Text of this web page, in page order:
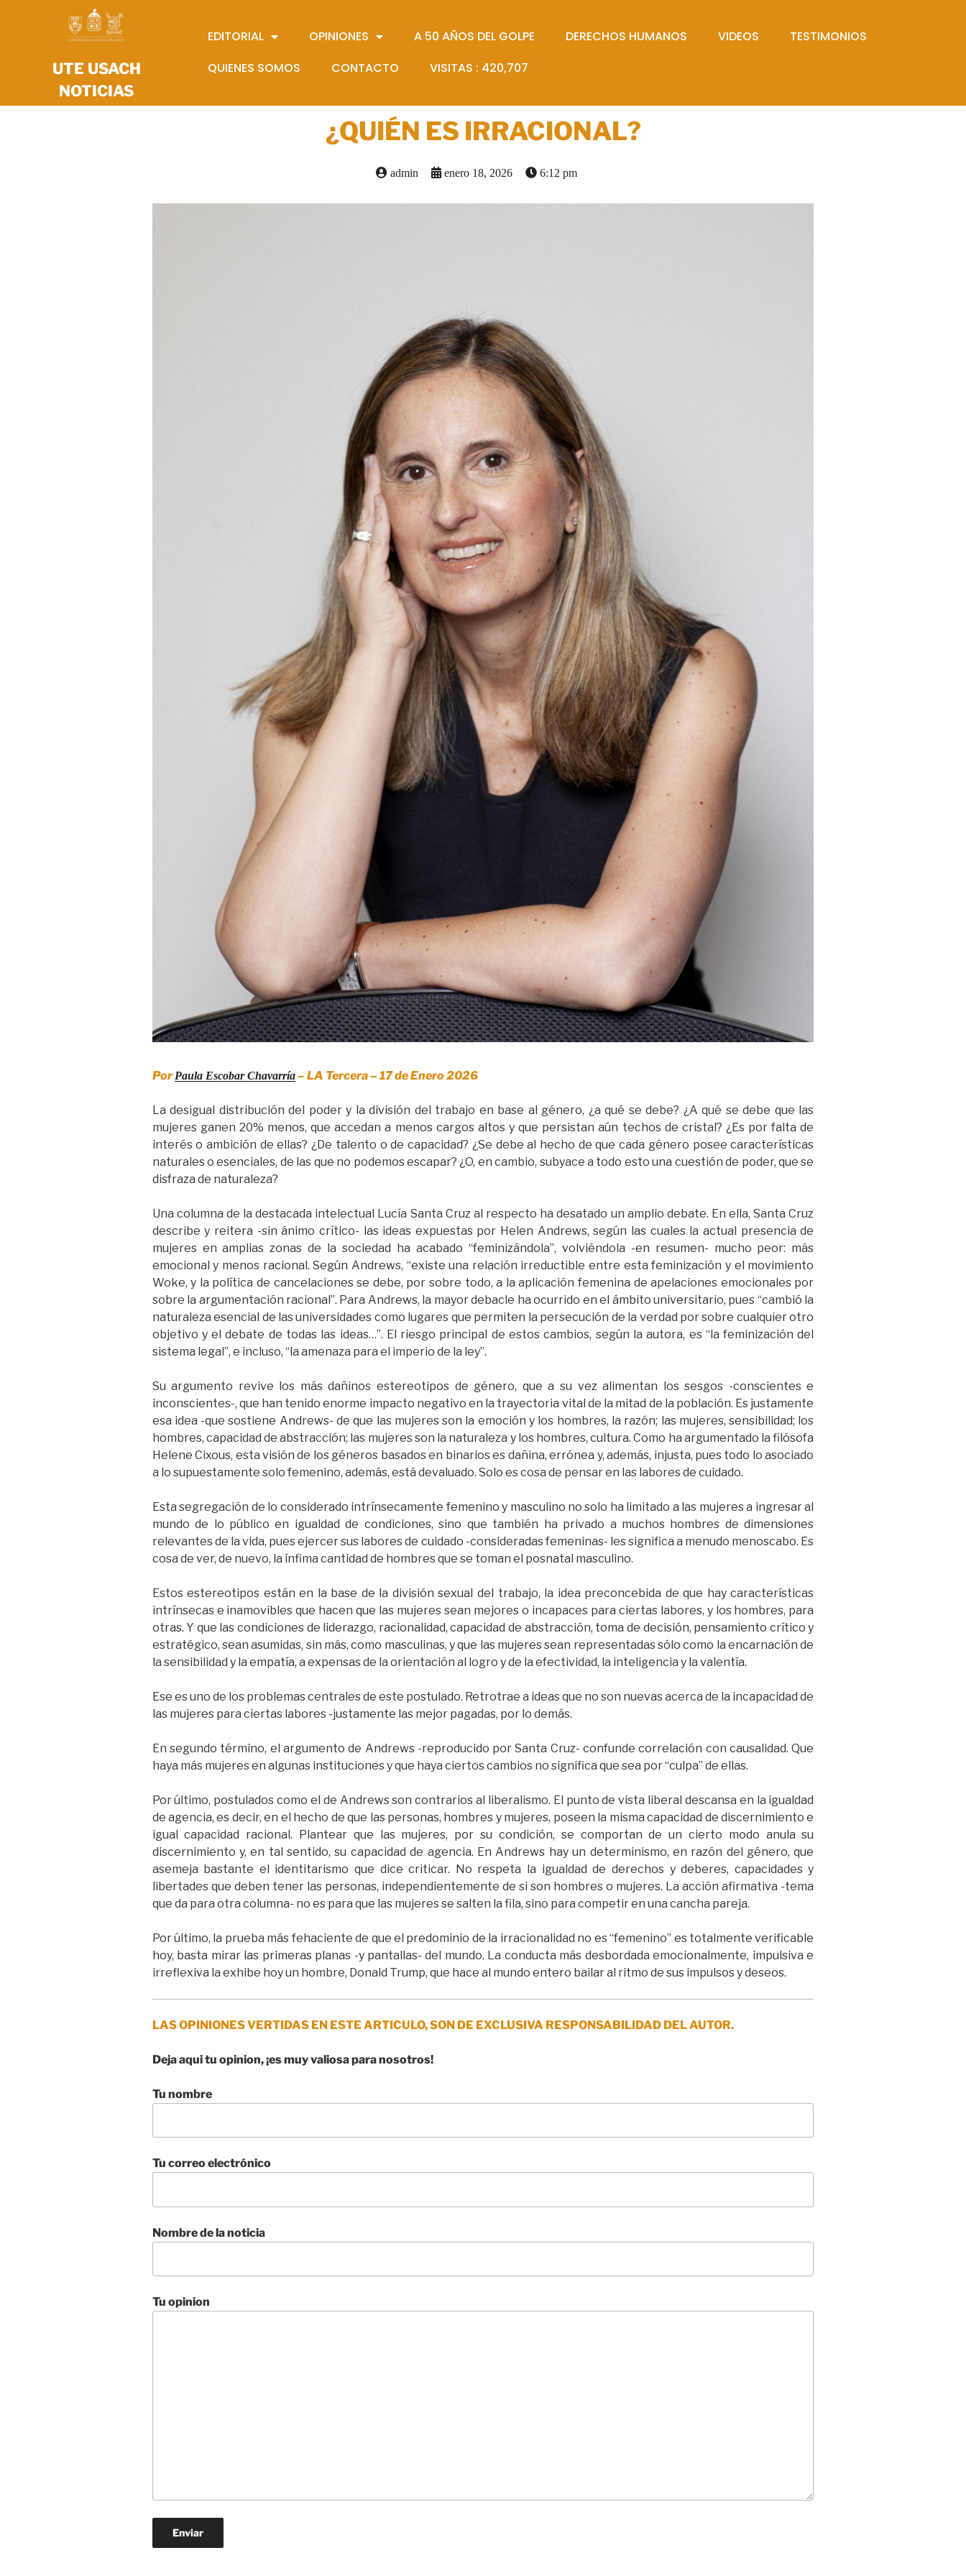
UTE USACH
NOTICIAS
EDITORIAL OPINIONES A 50 AÑOS DEL GOLPE DERECHOS HUMANOS VIDEOS
TESTIMONIOS
QUIENES SOMOS
CONTACTO VISITAS : 420,707
¿QUIÉN ES IRRACIONAL?
admin enero 18, 2026 6:12 pm
PorPaula Escobar Chavarría– LA Tercera – 17 de Enero 2026
La desigual distribución del poder y la división del trabajo en base al género, ¿a qué se debe? ¿A qué se debe que las
mujeres ganen 20% menos, que accedan a menos cargos altos y que persistan aún techos de cristal? ¿Es por falta de
interés o ambición de ellas? ¿De talento o de capacidad? ¿Se debe al hecho de que cada género posee características
naturales o esenciales, de las que no podemos escapar? ¿O, en cambio, subyace a todo esto una cuestión de poder, que se
disfraza de naturaleza?
Una columna de la destacada intelectual Lucía Santa Cruz al respecto ha desatado un amplio debate. En ella, Santa Cruz
describe y reitera -sin ánimo crítico- las ideas expuestas por Helen Andrews, según las cuales la actual presencia de
mujeres en amplias zonas de la sociedad ha acabado “feminizándola”, volviéndola -en resumen- mucho peor: más
emocional y menos racional. Según Andrews, “existe una relación irreductible entre esta feminización y el movimiento
Woke, y la política de cancelaciones se debe, por sobre todo, a la aplicación femenina de apelaciones emocionales por
sobre la argumentación racional”. Para Andrews, la mayor debacle ha ocurrido en el ámbito universitario, pues “cambió la
naturaleza esencial de las universidades como lugares que permiten la persecución de la verdad por sobre cualquier otro
objetivo y el debate de todas las ideas…”. El riesgo principal de estos cambios, según la autora, es “la feminización del
sistema legal”, e incluso, “la amenaza para el imperio de la ley”.
Su argumento revive los más dañinos estereotipos de género, que a su vez alimentan los sesgos -conscientes e
inconscientes-, que han tenido enorme impacto negativo en la trayectoria vital de la mitad de la población. Es justamente
esa idea -que sostiene Andrews- de que las mujeres son la emoción y los hombres, la razón; las mujeres, sensibilidad; los
hombres, capacidad de abstracción; las mujeres son la naturaleza y los hombres, cultura. Como ha argumentado la filósofa
Helene Cixous, esta visión de los géneros basados en binarios es dañina, errónea y, además, injusta, pues todo lo asociado
a lo supuestamente solo femenino, además, está devaluado. Solo es cosa de pensar en las labores de cuidado.
Esta segregación de lo considerado intrínsecamente femenino y masculino no solo ha limitado a las mujeres a ingresar al
mundo de lo público en igualdad de condiciones, sino que también ha privado a muchos hombres de dimensiones
relevantes de la vida, pues ejercer sus labores de cuidado -consideradas femeninas- les significa a menudo menoscabo. Es
cosa de ver, de nuevo, la ínfima cantidad de hombres que se toman el posnatal masculino.
Estos estereotipos están en la base de la división sexual del trabajo, la idea preconcebida de que hay características
intrínsecas e inamovibles que hacen que las mujeres sean mejores o incapaces para ciertas labores, y los hombres, para
otras. Y que las condiciones de liderazgo, racionalidad, capacidad de abstracción, toma de decisión, pensamiento crítico y
estratégico, sean asumidas, sin más, como masculinas, y que las mujeres sean representadas sólo como la encarnación de
la sensibilidad y la empatía, a expensas de la orientación al logro y de la efectividad, la inteligencia y la valentía.
Ese es uno de los problemas centrales de este postulado. Retrotrae a ideas que no son nuevas acerca de la incapacidad de
las mujeres para ciertas labores -justamente las mejor pagadas, por lo demás.
En segundo término, el argumento de Andrews -reproducido por Santa Cruz- confunde correlación con causalidad. Que
haya más mujeres en algunas instituciones y que haya ciertos cambios no significa que sea por “culpa” de ellas.
Por último, postulados como el de Andrews son contrarios al liberalismo. El punto de vista liberal descansa en la igualdad
de agencia, es decir, en el hecho de que las personas, hombres y mujeres, poseen la misma capacidad de discernimiento e
igual capacidad racional. Plantear que las mujeres, por su condición, se comportan de un cierto modo anula su
discernimiento y, en tal sentido, su capacidad de agencia. En Andrews hay un determinismo, en razón del género, que
asemeja bastante el identitarismo que dice criticar. No respeta la igualdad de derechos y deberes, capacidades y
libertades que deben tener las personas, independientemente de si son hombres o mujeres. La acción afirmativa -tema
que da para otra columna- no es para que las mujeres se salten la fila, sino para competir en una cancha pareja.
Por último, la prueba más fehaciente de que el predominio de la irracionalidad no es “femenino” es totalmente verificable
hoy, basta mirar las primeras planas -y pantallas- del mundo. La conducta más desbordada emocionalmente, impulsiva e
irreflexiva la exhibe hoy un hombre, Donald Trump, que hace al mundo entero bailar al ritmo de sus impulsos y deseos.
LAS OPINIONES VERTIDAS EN ESTE ARTICULO, SON DE EXCLUSIVA RESPONSABILIDAD DEL AUTOR.
Deja aqui tu opinion, ¡es muy valiosa para nosotros!
Tu nombre
Tu correo electrónico
Nombre de la noticia
Tu opinion